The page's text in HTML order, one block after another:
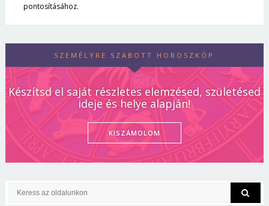
pontosításához.
SZEMÉLYRE SZABOTT HOROSZKÓP
Készítsd el saját részletes elemzésed, születésed
ideje és helye alapján!
KISZÁMOLOM